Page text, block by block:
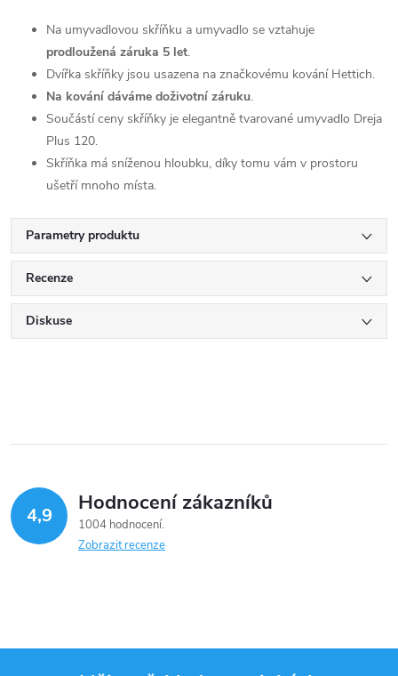
Na umyvadlovou skříňku a umyvadlo se vztahuje
prodloužená záruka 5 let.
Dvířka skříňky jsou usazena na značkovému kování Hettich.
Na kování dáváme doživotní záruku.
Součástí ceny skříňky je elegantně tvarované umyvadlo Dreja
Plus 120.
Skříňka má sníženou hloubku, díky tomu vám v prostoru
ušetří mnoho místa.
Parametry produktu
Recenze
Diskuse
4,9 Hodnocení zákazníků
1004 hodnocení
Zobrazit recenze